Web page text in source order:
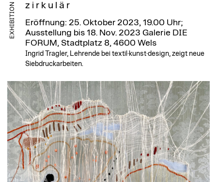
EXHIBITION z i r k u l ä r
Eröffnung: 25. Oktober 2023, 19.00 Uhr;
Ausstellung bis 18. Nov. 2023 Galerie DIE
FORUM, Stadtplatz 8, 4600 Wels
Ingrid Tragler, Lehrende bei textil·kunst·design, zeigt neue
Siebdruckarbeiten.